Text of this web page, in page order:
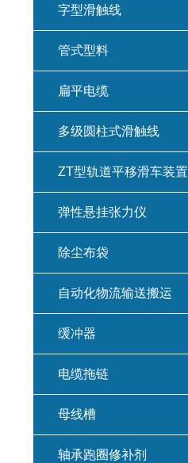
字型滑触线
管式型料
扁平电缆
多级圆柱式滑触线
ZT型轨道平移滑车装置
弹性悬挂张力仪
除尘布袋
自动化物流输送搬运
缓冲器
电缆拖链
母线槽
轴承跑圈修补剂